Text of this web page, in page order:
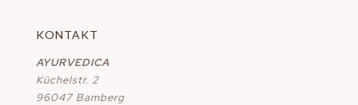
KONTAKT
AYURVEDICA
Küchelstr. 2
96047 Bamberg